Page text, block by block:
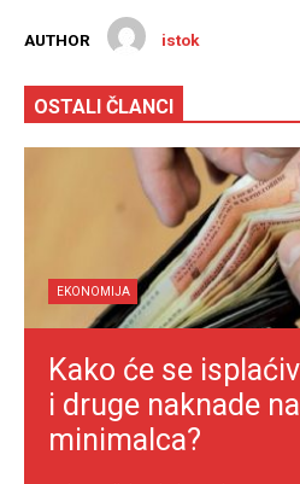
AUTHOR istok
OSTALI ČLANCI
EKONOMIJA
Kako će se
i druge naknade
minimalca?